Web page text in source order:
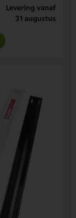
Levering vanaf
31 augustus